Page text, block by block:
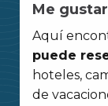
Me
Aquí
puede
hoteles,
de